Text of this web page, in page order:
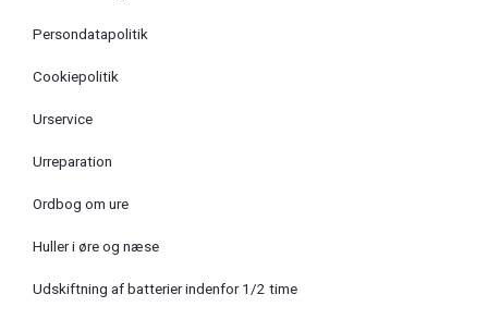
Persondatapolitik
Cookiepolitik
Urservice
Urreparation
Ordbog om ure
Huller i øre og næse
Udskiftning af batterier indenfor 1/2 time